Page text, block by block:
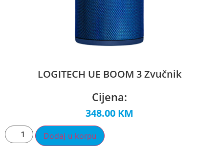
LOGITECH UE BOOM 3 Zvučnik
Cijena:
348.00 KM
Dodaj u korpu